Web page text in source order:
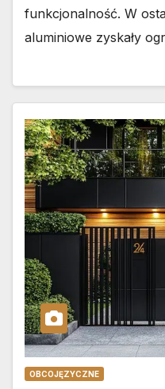
funkcjonalność. W
aluminiowe zyskały
OBCOJĘZYCZNE